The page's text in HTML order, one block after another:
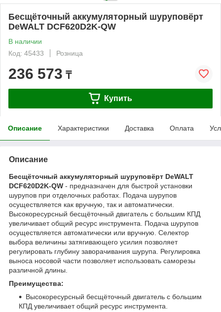
Бесщёточный аккумуляторный шуруповёрт
DeWALT DCF620D2K-QW
В наличии
Код: 45433
Розница
236 573 ₸
Купить
Описание Характеристики Доставка Оплата
Описание
Бесщёточный аккумуляторный шуруповёрт DeWALT
DCF620D2K-QW​ - предназначен для быстрой установки
шурупов при отделочных работах. Подача шурупов
осуществляется как вручную, так и автоматически.
Высокоресурсный бесщёточный двигатель с большим КПД
увеличивает общий ресурс инструмента. Подача шурупов
осуществляется автоматически или вручную. Селектор
выбора величины затягивающего усилия позволяет
регулировать глубину заворачивания шурупа. Регулировка
выноса носовой части позволяет использовать саморезы
различной длины.
Преимущества:
Высокоресурсный бесщёточный двигатель с большим
КПД увеличивает общий ресурс инструмента.